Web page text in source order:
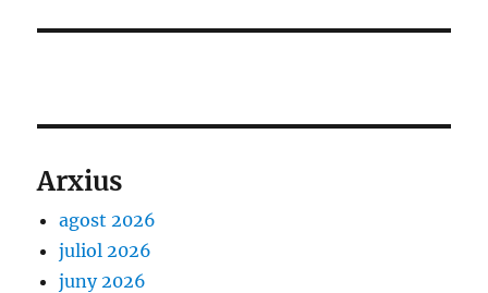
Arxius
agost 2026
juliol 2026
juny 2026